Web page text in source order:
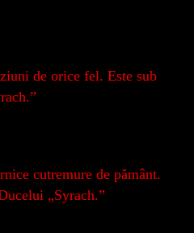
de orice fel. Este sub
cutremure de pământ.
„Syrach.”